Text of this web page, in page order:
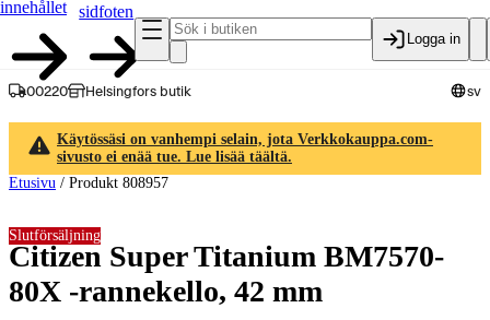
innehållet
sidfoten
Logga in
00220 Helsingfors butik sv
Käytössäsi on vanhempi selain, jota Verkkokauppa.com-
sivusto ei enää tue. Lue lisää täältä.
Etusivu / Produkt 808957
Citizen Super Titanium BM7570-
80X -rannekello, 42 mm
Slutförsäljning